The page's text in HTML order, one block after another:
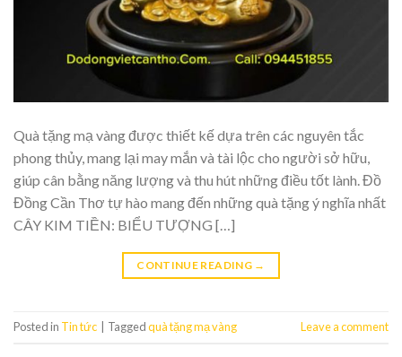
Quà tặng mạ vàng được thiết kế dựa trên các nguyên tắc
phong thủy, mang lại may mắn và tài lộc cho người sở hữu,
giúp cân bằng năng lượng và thu hút những điều tốt lành. Đồ
Đồng Cần Thơ tự hào mang đến những quà tặng ý nghĩa nhất
CÂY KIM TIỀN: BIỂU TƯỢNG […]
CONTINUE READING →
Posted in Tin tức Taggedquà tặng mạ vàng Leave a comment